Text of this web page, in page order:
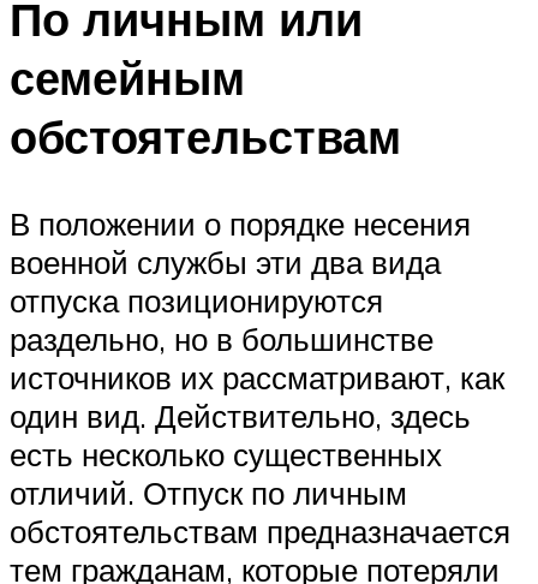
По личным или
семейным
обстоятельствам
В положении о порядке несения
военной службы эти два вида
отпуска позиционируются
раздельно, но в большинстве
источников их рассматривают, как
один вид. Действительно, здесь
есть несколько существенных
отличий. Отпуск по личным
обстоятельствам предназначается
тем гражданам, которые потеряли